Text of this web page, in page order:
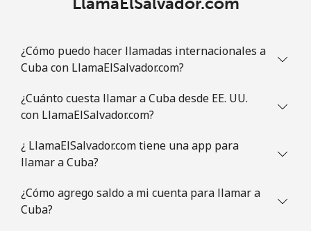
¿Cómo puedo hacer llamadas internacionales a
Cuba con LlamaElSalvador.com?
¿Cuánto cuesta llamar a Cuba desde EE. UU.
con LlamaElSalvador.com?
¿ LlamaElSalvador.com tiene una app para
llamar a Cuba?
¿Cómo agrego saldo a mi cuenta para llamar a
Cuba?